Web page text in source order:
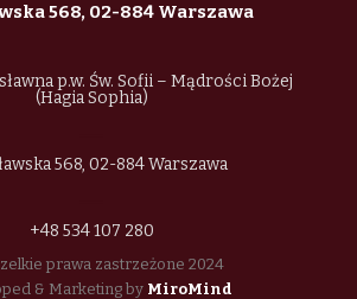
568, 02-884 Warszawa
p.w. Św. Sofii – Mądrości Bożej
(Hagia Sophia)
568, 02-884 Warszawa
+48 534 107 280
prawa zastrzeżone 2024
& Marketing by MiroMind